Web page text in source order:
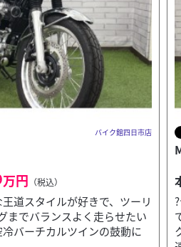
バイク館四日市店
（税込）
両は街乗りからツーリングま
る車両となっています！トル
で街乗りでは扱いやすく、高